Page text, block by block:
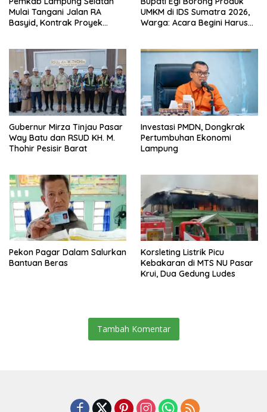
Mulai Tangani Jalan RA
Basyid, Kontrak Proyek
UMKM di IDS Sumatra 2026,
Warga: Acara Begini Harus
Gubernur Mirza Tinjau Pasar
Way Batu dan RSUD KH. M.
Thohir Pesisir Barat
Investasi PMDN, Dongkrak
Pertumbuhan Ekonomi
Lampung
Pekon Pagar Dalam Salurkan
Bantuan Beras
Korsleting Listrik Picu
Kebakaran di MTS NU Pasar
Krui, Dua Gedung Ludes
Tambah Komentar